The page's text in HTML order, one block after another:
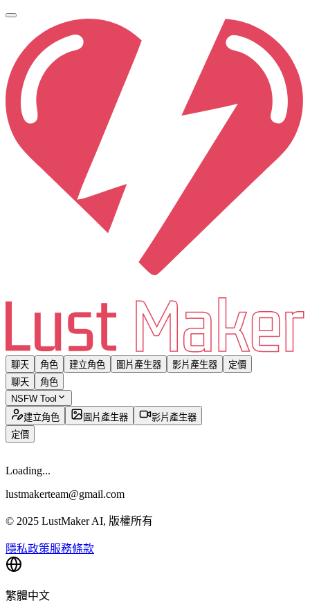
聊天 角色 建立角色 圖片產生器 影片產生器
定價
聊天
角色
NSFW Tool
建立角色
圖片產生器
影片產生器
定價
Loading...
lustmakerteam@gmail.com
© 2025 LustMaker AI, 版權所有
隱私政策服務條款
繁體中文